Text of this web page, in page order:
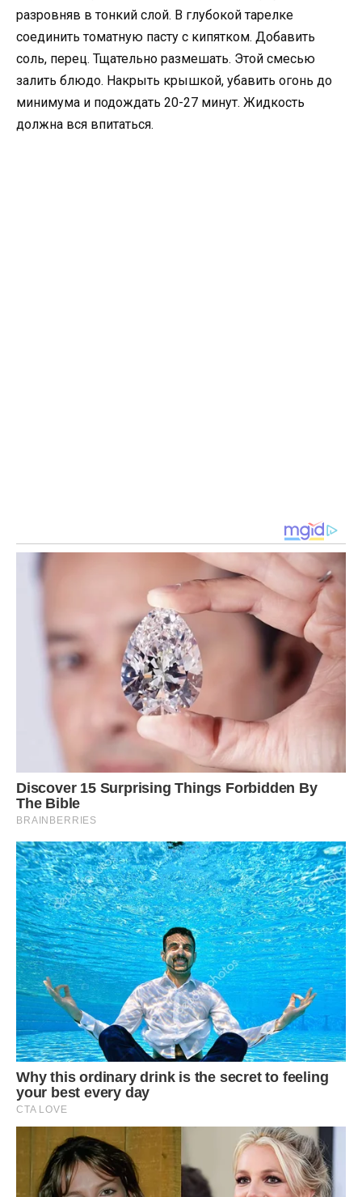
разровняв в тонкий слой. В глубокой тарелке
соединить томатную пасту с кипятком. Добавить
соль, перец. Тщательно размешать. Этой смесью
залить блюдо. Накрыть крышкой, убавить огонь до
минимума и подождать 20-27 минут. Жидкость
должна вся впитаться.